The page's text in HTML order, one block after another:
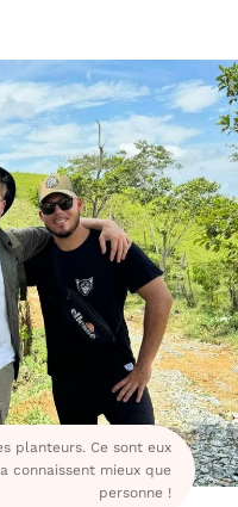
planteurs. Ce sont eux
connaissent mieux que
personne !